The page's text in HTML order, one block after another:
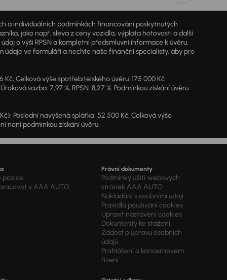
a individuálních podmínkách financování poskytnutých
jako např. sleva z ceny vozidla, výplata hotovosti a další
o výši RPSN a kompletní předsmluvní informace k úvěru.
údaje ve formuláři a nechte naše finanční specialisty, aby pro
Celková výše spotřebitelského úvěru: 175 000 Kč
sazba: 7,97 %, RPSN: 8,27 %. Podmínkou získání úvěru
Poslední navýšená splátka: 52 500 Kč; Celková výše
není podmínkou získání úvěru.
pozice
v AAA AUTO
Právní dokumenty
Podmínky užití webových
stránek AAA AUTO
Nakládání s osobními údaji
Pravidla používání cookies
Upravit nastavení cookies
Dokumenty ke stažení
Žádost o úpravu osobních
údajů
Prohlášení o koncernovém
řízení